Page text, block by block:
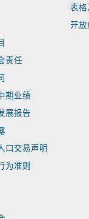
责任
期业绩
展报告
口交易声明
为准则
表格
开放